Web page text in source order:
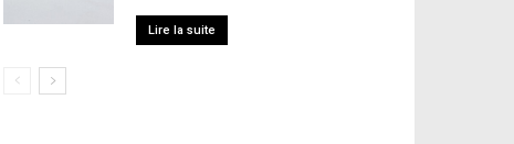
Lire la suite